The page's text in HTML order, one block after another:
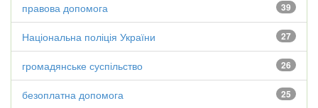
39
правова допомога
27
Національна поліція України
26
громадянське суспільство
25
безоплатна допомога